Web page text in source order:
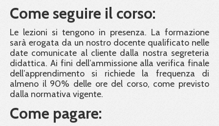
Come seguire il corso:
Le lezioni si tengono in presenza. La formazione
sarà erogata da un nostro docente qualificato nelle
date comunicate al cliente dalla nostra segreteria
didattica. Ai fini dell’ammissione alla verifica finale
dell’apprendimento si richiede la frequenza di
almeno il 90% delle ore del corso, come previsto
dalla normativa vigente.
Come pagare: